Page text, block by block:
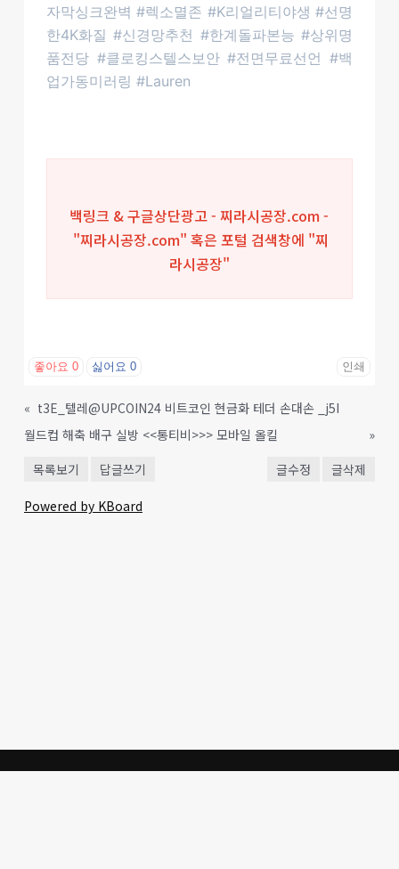
자막싱크완벽 #렉소멸존 #K리얼리티야생 #선명
한4K화질 #신경망추천 #한계돌파본능 #상위명
품전당 #클로킹스텔스보안 #전면무료선언 #백
업가동미러링 #Lauren
백링크 & 구글상단광고 - 찌라시공장.com -
"찌라시공장.com" 혹은 포털 검색창에 "찌
라시공장"
좋아요 0 싫어요 0 인쇄
« t3E_텔레@UPCOIN24 비트코인 현금화 테더 손대손 _j5I
월드컵 해축 배구 실방 <<통티비>>> 모바일 올킬
»
목록보기
답글쓰기 글수정 글삭제
Powered by KBoard